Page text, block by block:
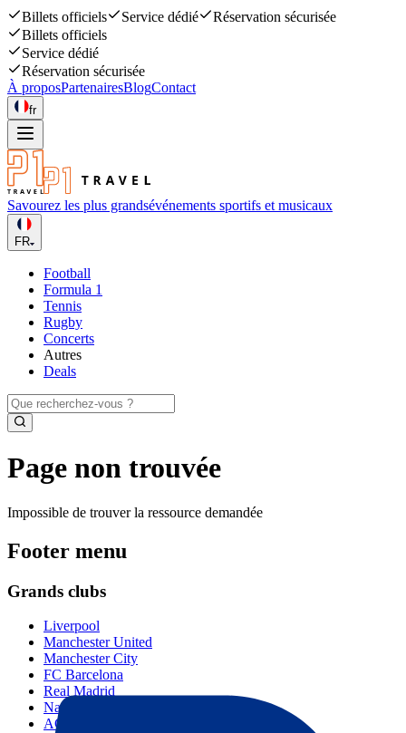
Billets officiels Service dédié
Réservation sécurisée
Billets officiels
Service dédié
Réservation sécurisée
À proposPartenairesBlogContact
fr
Savourez les plus grandsévénements sportifs et musicaux
FR
Football
Formula 1
Tennis
Rugby
Concerts
Autres
Deals
Page non trouvée
Impossible de trouver la ressource demandée
Footer menu
Grands clubs
Liverpool
Manchester United
Manchester City
FC Barcelona
Real Madrid
Napoli
AC Milan